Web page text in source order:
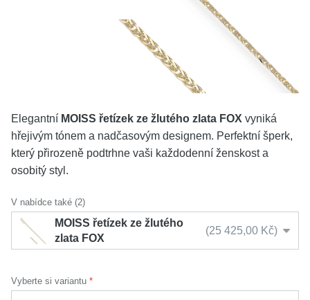
Slovensko
Elegantní MOISS řetízek ze žlutého zlata FOX vyniká
hřejivým tónem a nadčasovým designem. Perfektní šperk,
který přirozeně podtrhne vaši každodenní ženskost a
osobitý styl.
V nabídce také (2)
MOISS řetízek ze žlutého
zlata FOX
25 425,00 Kč
Vyberte si variantu